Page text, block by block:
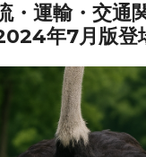
・運輸・交通
年7月版登